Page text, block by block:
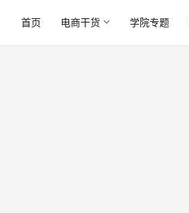
首页 电商干货 学院专题